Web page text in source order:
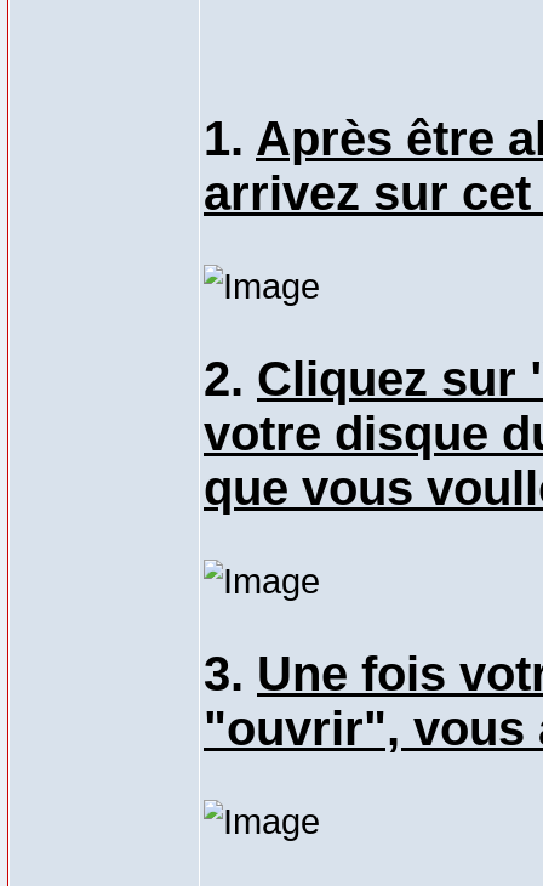
1. Après être
arrivez sur
2. Cliquez sur
votre disque
que vous
3. Une fois
"ouvrir", vous